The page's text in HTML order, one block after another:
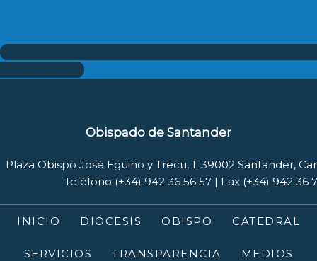
Obispado de Santander
Plaza Obispo José Eguino y Trecu, 1. 39002 Santander,
Teléfono (+34) 942 36 56 57 | Fax (+34) 942 36
INICIO DIÓCESIS OBISPO CATEDRAL
SERVICIOS TRANSPARENCIA MEDIOS